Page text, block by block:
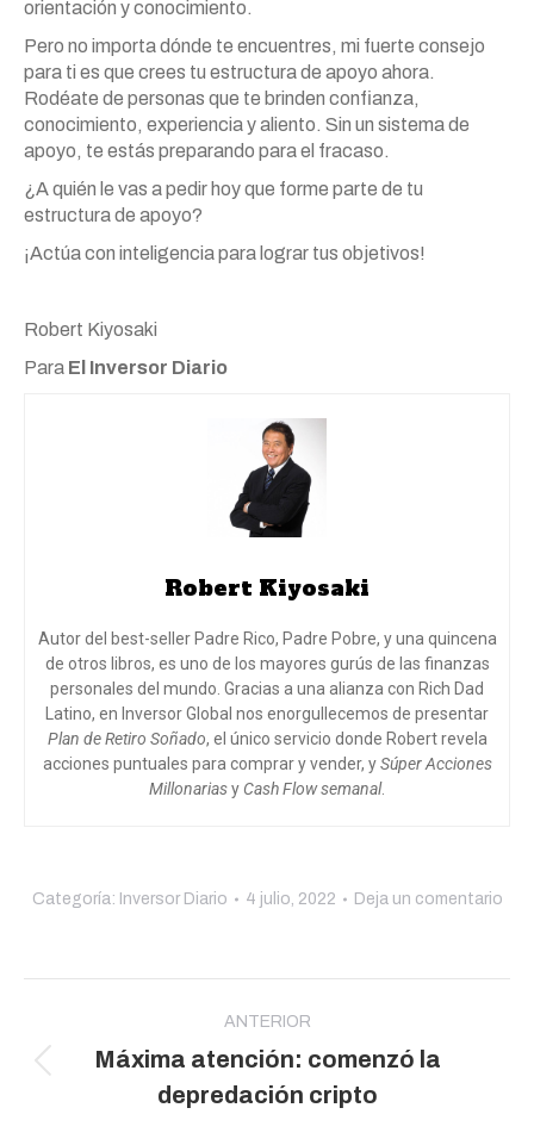
orientación y conocimiento.
Pero no importa dónde te encuentres, mi fuerte consejo
para ti es que crees tu estructura de apoyo ahora.
Rodéate de personas que te brinden confianza,
conocimiento, experiencia y aliento. Sin un sistema de
apoyo, te estás preparando para el fracaso.
¿A quién le vas a pedir hoy que forme parte de tu
estructura de apoyo?
¡Actúa con inteligencia para lograr tus objetivos!
Robert Kiyosaki
Para El Inversor Diario
Robert Kiyosaki
Autor del best-seller Padre Rico, Padre Pobre, y una quincena
de otros libros, es uno de los mayores gurús de las finanzas
personales del mundo. Gracias a una alianza con Rich Dad
Latino, en Inversor Global nos enorgullecemos de presentar
Plan de Retiro Soñado, el único servicio donde Robert revela
acciones puntuales para comprar y vender, ySúper Acciones
Millonariasy Cash Flow semanal.
Categoría: Inversor Diario 4 julio, 2022 Deja un comentario
publicaciones
ANTERIOR
Publicación
anterior:
Máxima atención: comenzó la
depredación cripto